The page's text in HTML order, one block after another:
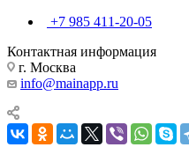
+7 985 411-20-05
Контактная информация
г. Москва
info@mainapp.ru